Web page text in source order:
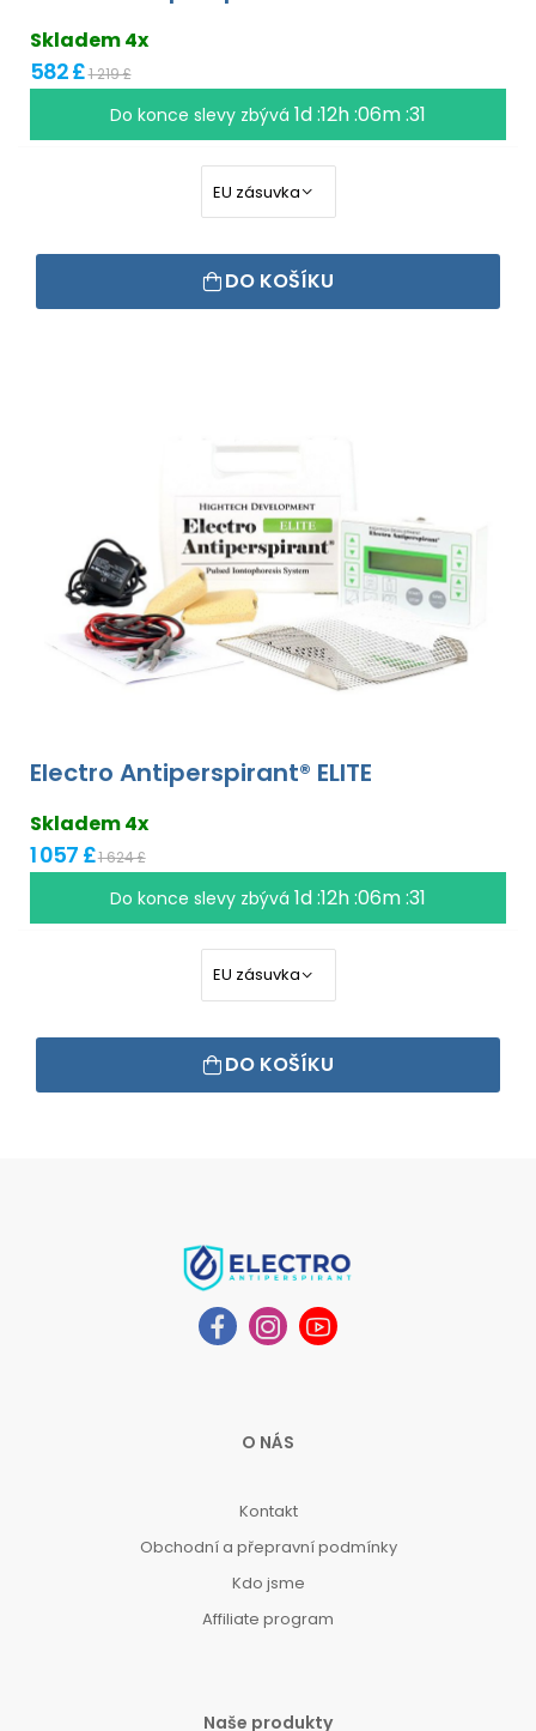
Skladem 4x
582 £1 219 £
Do konce slevy zbývá 1d :12h :06m :31
DO KOŠÍKU
Electro Antiperspirant® ELITE
Skladem 4x
1 057 £1 624 £
Do konce slevy zbývá 1d :12h :06m :31
DO KOŠÍKU
O NÁS
Kontakt
Obchodní a přepravní podmínky
Kdo jsme
Affiliate program
Naše produkty